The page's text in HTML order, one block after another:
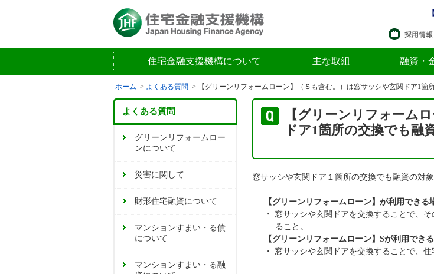
住宅金融支援機構について 主な取組 融資・
ホーム よくある質問 【グリーンリフォームローン】（Ｓも含む。）は窓サッシや玄関ドア1箇
【グリーンリフォーム
ドア1箇所の交換でも融
窓サッシや玄関ドア１箇所の交換でも融資の対
【グリーンリフォームローン】が利用できる
・ 窓サッシや玄関ドアを交換することで、
ること。
【グリーンリフォームローン】Sが利用でき
・ 窓サッシや玄関ドアを交換することで、
よくある質問
グリーンリフォームロー
ンについて
災害に関して
財形住宅融資について
マンションすまい・る債
について
マンションすまい・る融